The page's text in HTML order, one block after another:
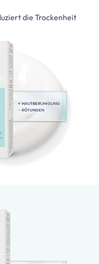
die Trockenheit